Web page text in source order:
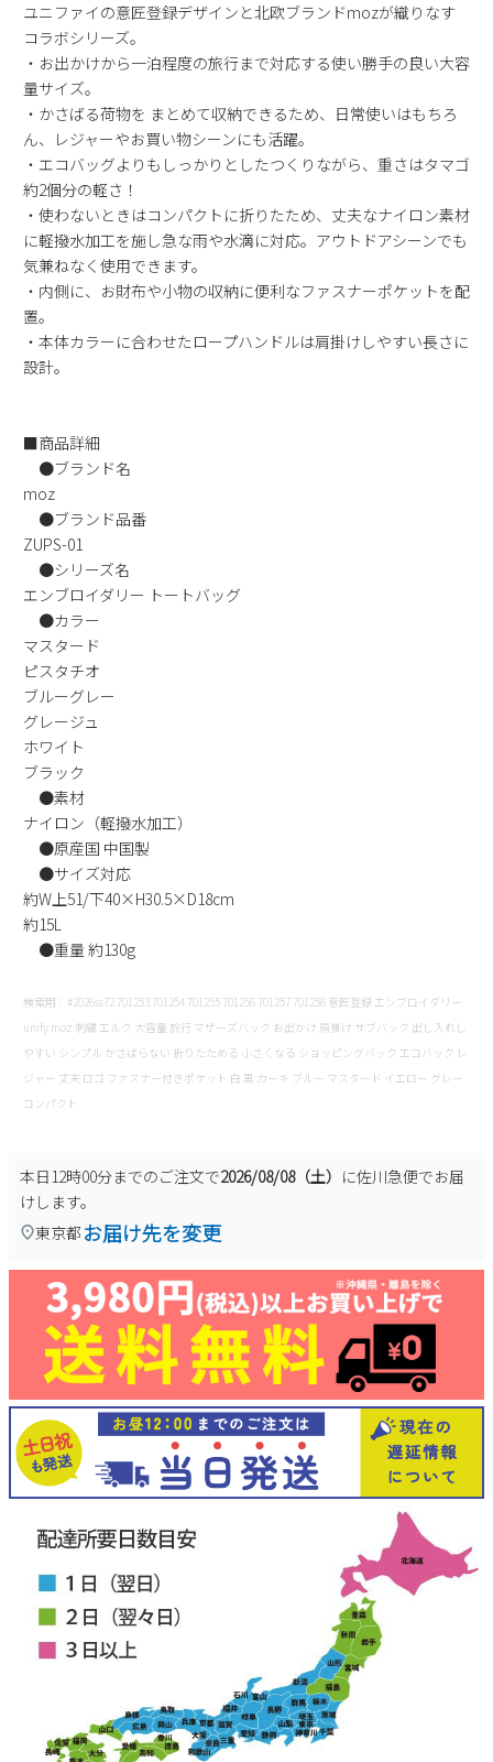
日 月 火 水 木 金
土
6
7 8 9 10 11
12
13
14 15 16 17 18
19
20
21 22 23 24
27
28 29 30
新規会員登録
会社概要
プライバシーポリシー
お問い合わせ
ユニファイの意匠登録デザインと北欧ブランドmozが織りなす
コラボシリーズ。
・お出かけから一泊程度の旅行まで対応する使い勝手の良い大容
量サイズ。
・かさばる荷物を まとめて収納できるため、日常使いはもちろ
ん、レジャーやお買い物シーンにも活躍。
・エコバッグよりもしっかりとしたつくりながら、重さはタマゴ
約2個分の軽さ！
・使わないときはコンパクトに折りたため、丈夫なナイロン素材
に軽撥水加工を施し急な雨や水滴に対応。アウトドアシーンでも
気兼ねなく使用できます。
・内側に、お財布や小物の収納に便利なファスナーポケットを配
置。
・本体カラーに合わせたロープハンドルは肩掛けしやすい長さに
設計。
■商品詳細
●ブランド名
moz
●ブランド品番
ZUPS-01
●シリーズ名
エンブロイダリー トートバッグ
●カラー
マスタード
ピスタチオ
ブルーグレー
グレージュ
ホワイト
ブラック
●素材
ナイロン（軽撥水加工）
●原産国 中国製
●サイズ対応
約W上51/下40×H30.5×D18cm
約15L
●重量 約130g
検索用：#2026ss72 701253 701254 701255 701256 701257 701258 意匠登録 エンブロイダリー
unify moz 刺繍 エルク 大容量 旅行 マザーズバック お出かけ 肩掛け サブバック 出し入れし
やすい シンプル かさばらない 折りたためる 小さくなる ショッピングバック エコバック レ
ジャー 丈夫 ロゴ ファスナー付きポケット 白 黒 カーキ ブルー マスタード イエロー グレー
コンパクト
本日12時00分までのご注文で2026/08/08（土） に佐川急便でお届
けします。
東京都 お届け先を変更